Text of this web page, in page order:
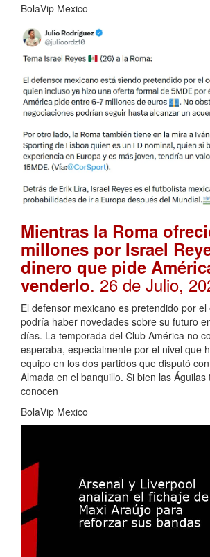
BolaVip Mexico
Mientras la Roma
millones por Israel
dinero que pide
venderlo. 26 de Julio,
El defensor mexicano es pretendido por
podría haber novedades sobre su futuro
días. La temporada del Club América no
esperaba, especialmente por el nivel que
equipo en los dos partidos que disputó
Almada en el banquillo. Si bien las Águilas
conocen
BolaVip Mexico